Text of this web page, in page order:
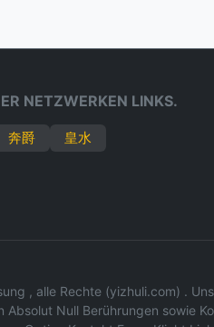
NETZWERKEN LINKS.
奔爵 皇水
, alle Rechte (yizhuli.com) .
Absolut Null Berührungen sowie